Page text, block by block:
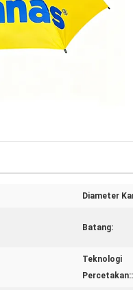
Diameter
Batang:
Teknologi
Percetakan::